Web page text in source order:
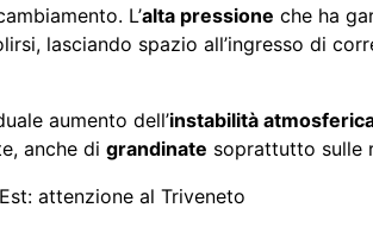
L’alta pressione che ha
lasciando spazio all’ingresso di
aumento dell’instabilità
anche di grandinate soprattutto sulle
attenzione al Triveneto